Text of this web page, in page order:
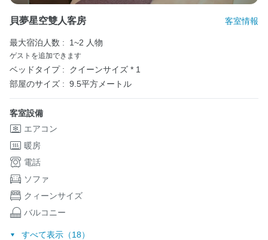
貝夢星空雙人客房 客室情報
最大宿泊人数 : 1~2 人物
ゲストを追加できます
ベッドタイプ :
クイーンサイズ * 1
部屋のサイズ : 9.5平方メートル
客室設備
エアコン
暖房
電話
ソファ
クィーンサイズ
バルコニー
すべて表示（18）